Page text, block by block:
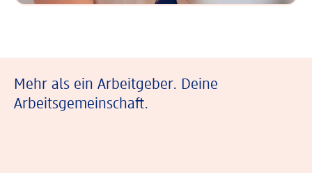
Mehr als ein Arbeitgeber. Deine
Arbeitsgemeinschaft.